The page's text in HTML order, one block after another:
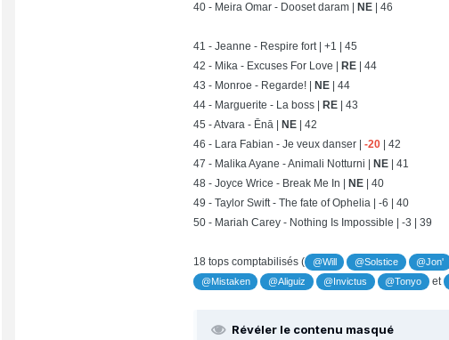
40 - Meira Omar - Dooset daram |
NE | 46
41 - Jeanne - Respire fort | +1 | 45
42 - Mika - Excuses For Love |
RE
| 44
43 - Monroe - Regarde! |
NE
| 44
44 - Marguerite - La boss |
RE
| 43
45 - Atvara - Ēnā |
NE
| 42
46 - Lara Fabian - Je veux danser |
-20 | 42
47 - Malika Ayane - Animali Notturni |
NE
| 41
48 - Joyce Wrice - Break Me In |
NE
| 40
49 - Taylor Swift - The fate of Ophelia | -6 | 40
50 - Mariah Carey - Nothing Is Impossible | -3 | 39
18 tops comptabilisés ( @Will @Solstice @Jon'
@Mistaken
@Aliguiz @Invictus @Tonyo et
Révéler le contenu masqué